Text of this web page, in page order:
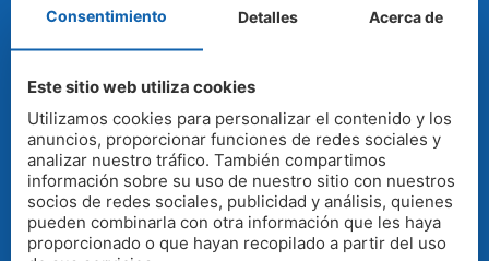
SOLICITAR PRESUPUESTO
CONTACTO
Base A Coruña Rua río Gándara nº 5, 15660
Cambre
Teléfono:900 813 913
Consentimiento Detalles Acerca de
Este sitio web utiliza cookies
Utilizamos cookies para personalizar el contenido y los
anuncios, proporcionar funciones de redes sociales y
analizar nuestro tráfico. También compartimos
información sobre su uso de nuestro sitio con nuestros
socios de redes sociales, publicidad y análisis, quienes
pueden combinarla con otra información que les haya
proporcionado o que hayan recopilado a partir del uso